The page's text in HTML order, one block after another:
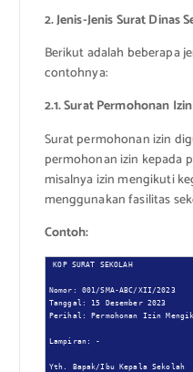
2. Jenis-Jenis Surat Dinas
Berikut adalah beberapa
contohnya:
2.1. Surat Permohonan Izin
Surat permohonan izin
permohonan izin kepada
misalnya izin mengikuti
menggunakan fasilitas
Contoh:
KOP SURAT SEKOLAH
Nomor: 001/SMA-ABC/XII/2023
Tanggal: 15 Desember 2023
Perihal: Permohonan Izin
Lampiran: -
Yth. Bapak/Ibu Kepala Sekolah